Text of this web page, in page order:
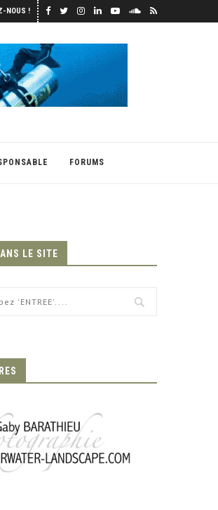
NOUS !
FORUMS
LE SITE